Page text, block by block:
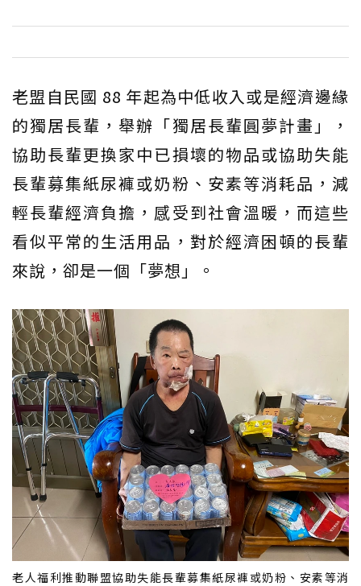
老盟自民國 88 年起為中低收入或是經濟邊緣
的獨居長輩，舉辦「獨居長輩圓夢計畫」，
協助長輩更換家中已損壞的物品或協助失能
長輩募集紙尿褲或奶粉、安素等消耗品，減
輕長輩經濟負擔，感受到社會溫暖，而這些
看似平常的生活用品，對於經濟困頓的長輩
來說，卻是一個「夢想」。
老人福利推動聯盟協助失能長輩募集紙尿褲或奶粉、安素等消